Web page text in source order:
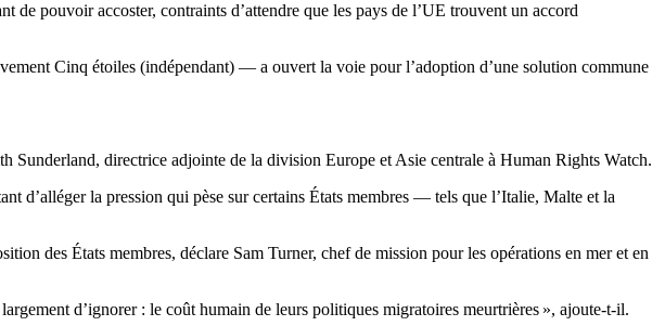
de pouvoir accoster, contraints d’attendre que les pays de l’UE trouvent un accord
Cinq étoiles (indépendant) — a ouvert la voie pour l’adoption d’une solution commune
Sunderland, directrice adjointe de la division Europe et Asie centrale à Human Rights Watch.
d’alléger la pression qui pèse sur certains États membres — tels que l’Italie, Malte et la
des États membres, déclare Sam Turner, chef de mission pour les opérations en mer et en
d’ignorer : le coût humain de leurs politiques migratoires meurtrières », ajoute-t-il.